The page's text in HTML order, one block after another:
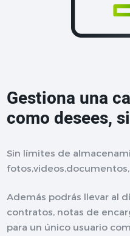
Gestiona una
como desees,
Sin límites de
Además podrás llevar al
contratos, notas de
para un único usuario